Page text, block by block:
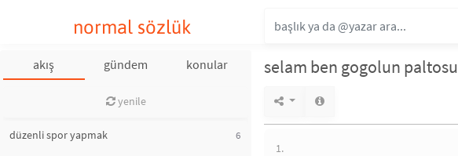
normal sözlük
akış gündem konular
yenile
düzenli spor yapmak 6
selam ben gogolun paltosu
1.